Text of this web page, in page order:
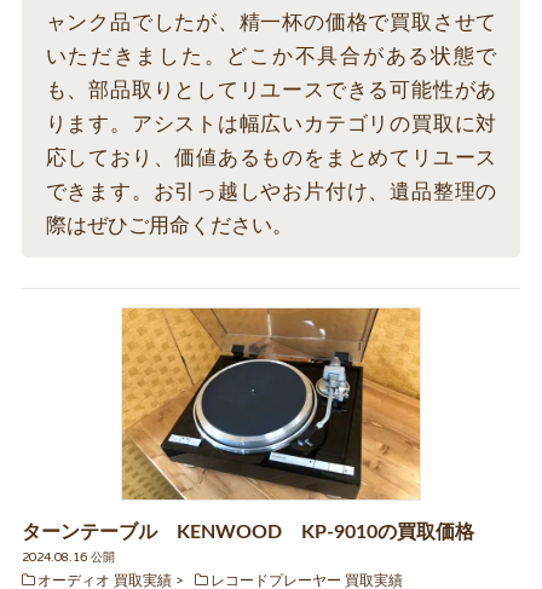
ャンク品でしたが、精一杯の価格で買取させて
いただきました。どこか不具合がある状態で
も、部品取りとしてリユースできる可能性があ
ります。アシストは幅広いカテゴリの買取に対
応しており、価値あるものをまとめてリユース
できます。お引っ越しやお片付け、遺品整理の
際はぜひご用命ください。
ターンテーブル KENWOOD KP-9010の買取価格
2024.08.16 公開
オーディオ 買取実績
レコードプレーヤー 買取実績